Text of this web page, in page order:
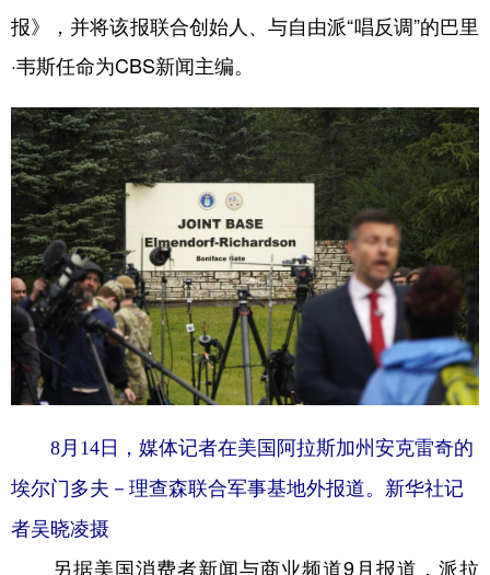
报》，并将该报联合创始人、与自由派“唱反调”的巴里
·韦斯任命为CBS新闻主编。
8月14日，媒体记者在美国阿拉斯加州安克雷奇的
埃尔门多夫－理查森联合军事基地外报道。新华社记
者吴晓凌摄
另据美国消费者新闻与商业频道9月报道，派拉